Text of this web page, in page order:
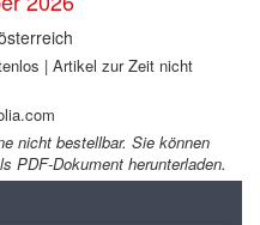
| Artikel zur Zeit nicht
nicht bestellbar. Sie können
PDF-Dokument herunterladen.